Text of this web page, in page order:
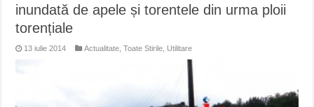
inundată de apele și torentele din urma ploii
torențiale
13 iulie 2014 Actualitate ,Toate Stirile Utilitare